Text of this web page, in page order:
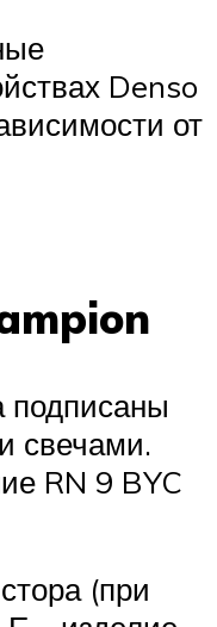
Denso
от
подписаны
свечами.
RN 9 BYC
(при